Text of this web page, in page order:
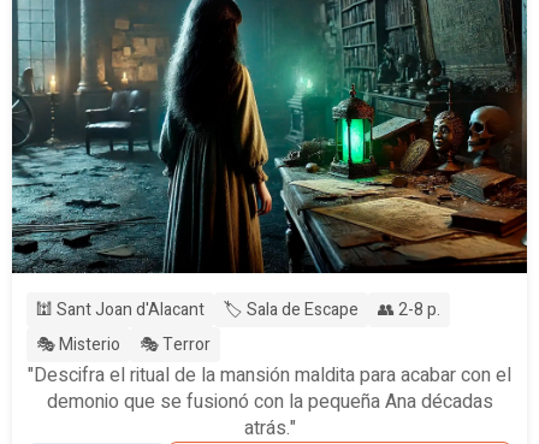
🕍 Sant Joan d'Alacant 🏷️ Sala de Escape
👥 2-8 p.
🎭 Misterio
🎭 Terror
"Descifra el ritual de la mansión maldita para acabar con el
demonio que se fusionó con la pequeña Ana décadas
atrás."